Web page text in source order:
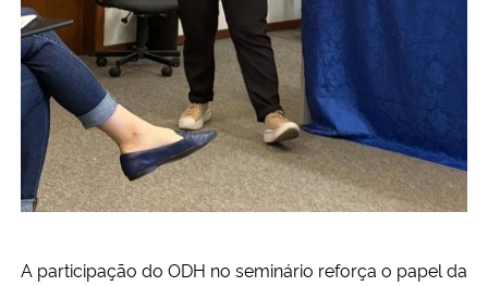
A participação do ODH no seminário reforça o papel da